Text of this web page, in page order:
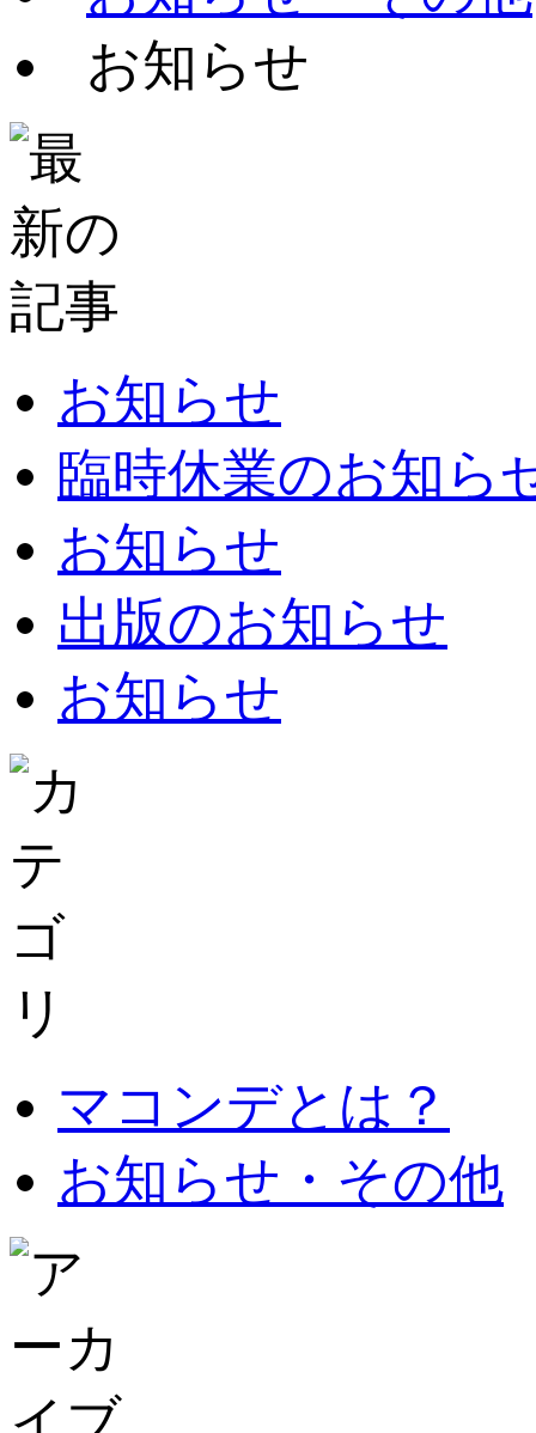
お知らせ
お知らせ
臨時休業のお知ら
お知らせ
出版のお知らせ
お知らせ
マコンデとは？
お知らせ・その他